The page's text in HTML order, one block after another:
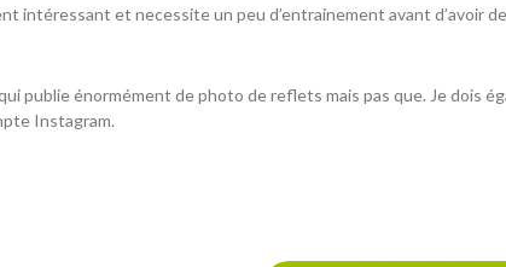
intéressant et necessite un peu d’entrainement avant d’avoir
publie énormément de photo de reflets mais pas que. Je dois
Instagram.